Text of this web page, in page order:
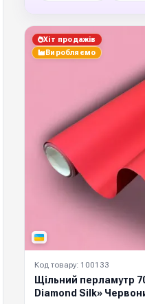
Хіт продажів
Виробляємо
Код товару: 100133
Щільний перламутр
Diamond Silk»